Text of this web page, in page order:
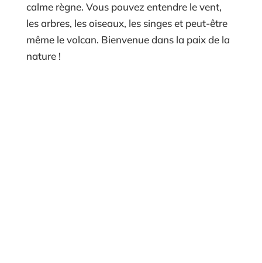
calme règne. Vous pouvez entendre le vent,
les arbres, les oiseaux, les singes et peut-être
même le volcan. Bienvenue dans la paix de la
nature !